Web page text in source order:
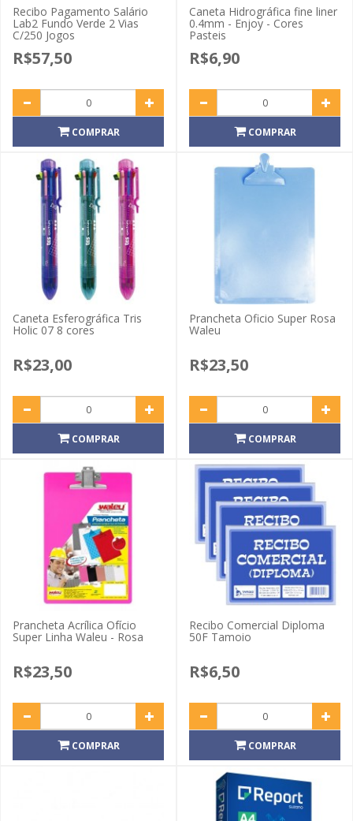
Recibo Pagamento Salário
Lab2 Fundo Verde 2 Vias
C/250 Jogos
R$57,50
COMPRAR
Caneta Hidrográfica fine liner
0.4mm - Enjoy - Cores
Pasteis
R$6,90
COMPRAR
Caneta Esferográfica Tris
Holic 07 8 cores
R$23,00
COMPRAR
Prancheta Oficio Super Rosa
Waleu
R$23,50
COMPRAR
Prancheta Acrílica Ofício
Super Linha Waleu - Rosa
R$23,50
COMPRAR
Recibo Comercial Diploma
50F Tamoio
R$6,50
COMPRAR